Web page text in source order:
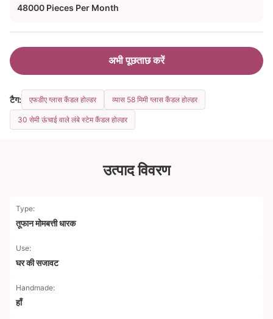
48000 Pieces Per Month
अभी पूछताछ करें
टैग: एफडीए ग्लास कैंडल होल्डर व्यास 58 मिमी ग्लास कैंडल होल्डर
30 सेमी ऊंचाई वाले लंबे स्टेम कैंडल होल्डर
उत्पाद विवरण
Type:
तूफान मोमबत्ती धारक
Use:
घर की सजावट
Handmade:
हाँ